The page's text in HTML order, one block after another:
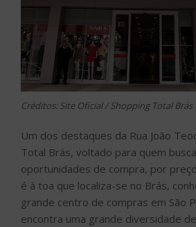
Créditos: Site Oficial / Shopping Total Brás
Um dos destaques da Rua João
Total Brás, voltado para quem
oportunidades de compra, por
é à toa que localiza-se no Brás,
grande centro de compras em São
encontra uma grande diversidade